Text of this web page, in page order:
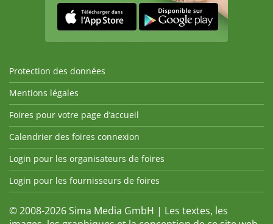
Protection des données
Mentions légales
Foires pour votre page d’accueil
Calendrier des foires connexion
Login pour les organisateurs de foires
Login pour les fournisseurs de foires
© 2008-2026 Sima Media GmbH | Les textes, les